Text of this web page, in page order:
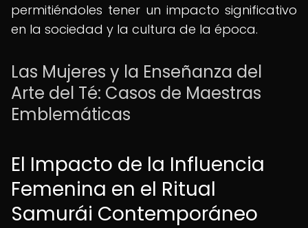
permitiéndoles tener un impacto significativo
en la sociedad y la cultura de la época.
Las Mujeres y la Enseñanza del
Arte del Té: Casos de Maestras
Emblemáticas
El Impacto de la Influencia
Femenina en el Ritual
Samurái Contemporáneo